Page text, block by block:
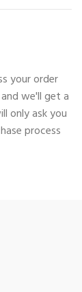
your order
we'll get a
only ask you
process